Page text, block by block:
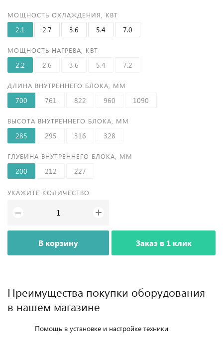
МОЩНОСТЬ ОХЛАЖДЕНИЯ, КВТ
2.1 2.7 3.6 5.4 7.0
МОЩНОСТЬ НАГРЕВА, КВТ
2.2 2.6 3.6 5.4 7.2
ДЛИНА ВНУТРЕННЕГО БЛОКА, ММ
700 761 822 960 1090
ВЫСОТА ВНУТРЕННЕГО БЛОКА, ММ
285 295 316 328
ГЛУБИНА ВНУТРЕННЕГО БЛОКА, ММ
200 212 227
УКАЖИТЕ КОЛИЧЕСТВО
− +
В корзину Заказ в 1 клик
Преимущества покупки оборудования
в нашем магазине
Помощь в установке и настройке техники